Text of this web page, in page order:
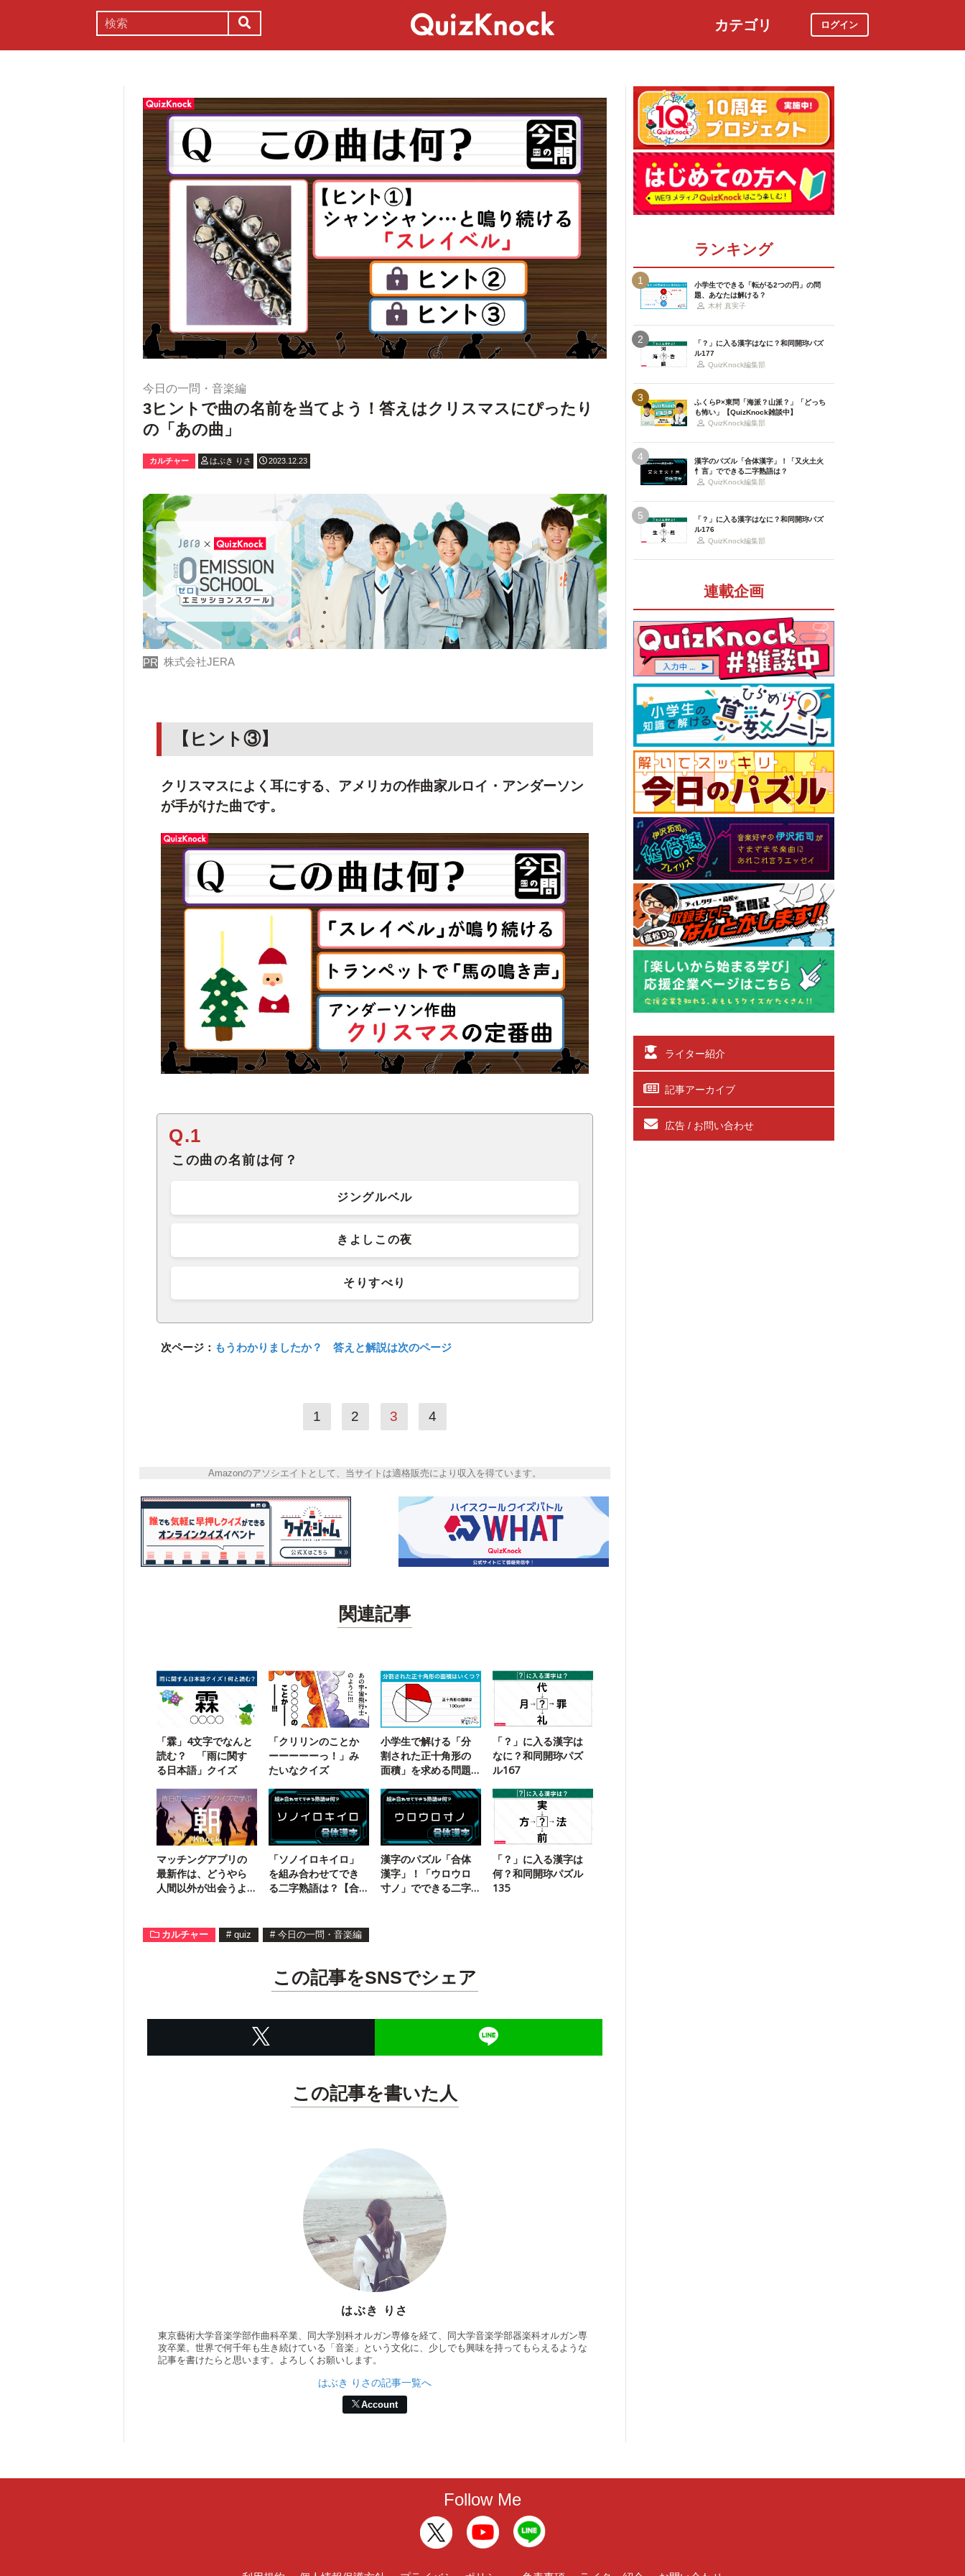
カテゴリ ログイン
今日の一問・音楽編
3ヒントで曲の名前を当てよう！答えはクリスマスにぴったり
の「あの曲」
カルチャー はぶき りさ 2023.12.23
PR 株式会社JERA
【ヒント③】
クリスマスによく耳にする、アメリカの作曲家ルロイ・アンダーソン
が手がけた曲です。
Q.1
この曲の名前は何？
ジングルベル
きよしこの夜
そりすべり
次ページ： もうわかりましたか？ 答えと解説は次のページ
1 2 3 4
Amazonのアソシエイトとして、当サイトは適格販売により収入を得ています。
関連記事
「霖」4文字でなんと
読む？ 「雨に関す
る日本語」クイズ
「クリリンのことか
ーーーーーっ！」み
たいなクイズ
小学生で解ける「分
割された正十角形の
面積」を求める問題
「？」に入る漢字は
なに？和同開珎パズ
ル167
マッチングアプリの
最新作は、どうやら
人間以外が出会うよ
「ソノイロキイロ」
を組み合わせてでき
る二字熟語は？【合
漢字のパズル「合体
漢字」！「ウロウロ
寸ノ」でできる二字
「？」に入る漢字は
何？和同開珎パズル
135
カルチャー # quiz # 今日の一問・音楽編
この記事をSNSでシェア
この記事を書いた人
はぶき りさ
東京藝術大学音楽学部作曲科卒業、同大学別科オルガン専修を経て、同大学音楽学部器楽科オルガン専
攻卒業。世界で何千年も生き続けている「音楽」という文化に、少しでも興味を持ってもらえるような
記事を書けたらと思います。よろしくお願いします。
はぶき りさの記事一覧へ
Account
ランキング
1
小学生でできる「転がる2つの円」の問
題、あなたは解ける？
木村 真実子
2
「？」に入る漢字はなに？和同開珎パズ
ル177
QuizKnock編集部
3
ふくらP×東問「海派？山派？」「どっち
も怖い」【QuizKnock雑談中】
QuizKnock編集部
4
漢字のパズル「合体漢字」！「又火土火
忄言」でできる二字熟語は？
QuizKnock編集部
5
「？」に入る漢字はなに？和同開珎パズ
ル176
QuizKnock編集部
連載企画
ライター紹介
記事アーカイブ
広告 / お問い合わせ
Follow Me